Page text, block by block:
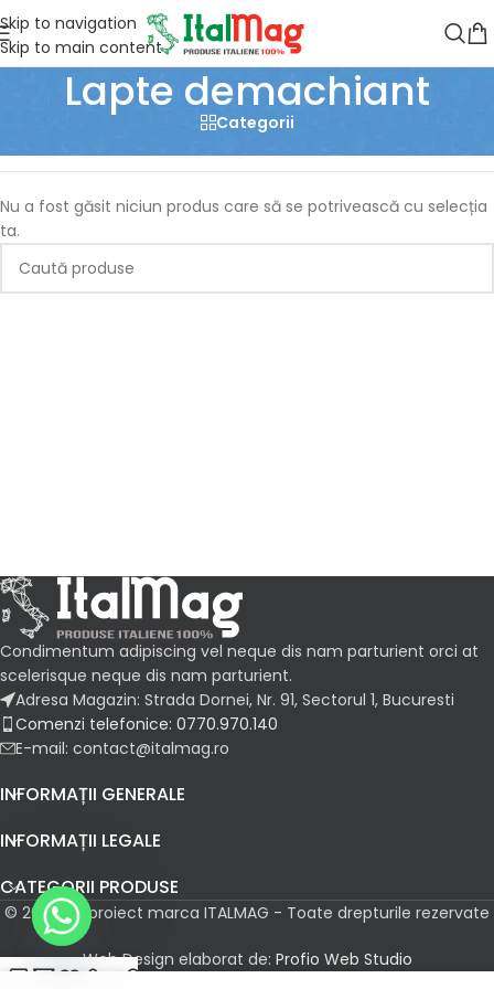
Skip to navigation
Skip to main content
Lapte demachiant
Categorii
Nu a fost găsit niciun produs care să se potrivească cu selecția
ta.
Condimentum adipiscing vel neque dis nam parturient orci at
scelerisque neque dis nam parturient.
Adresa Magazin: Strada Dornei, Nr. 91, Sectorul 1, Bucuresti
Comenzi telefonice: 0770.970.140
E-mail: contact@italmag.ro
INFORMAȚII GENERALE
INFORMAȚII LEGALE
CATEGORII PRODUSE
© 2026 Un proiect marca ITALMAG - Toate drepturile rezervate
Web Design elaborat de: Profio Web Studio